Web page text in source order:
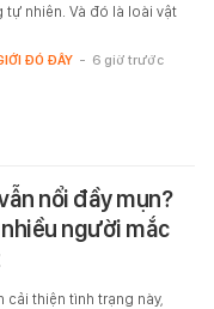
tự nhiên. Và đó là loài vật
ĐÓ ĐÂY - 6 giờ trước
nổi đầy mụn?
nhiều người mắc
cải thiện tình trạng này,